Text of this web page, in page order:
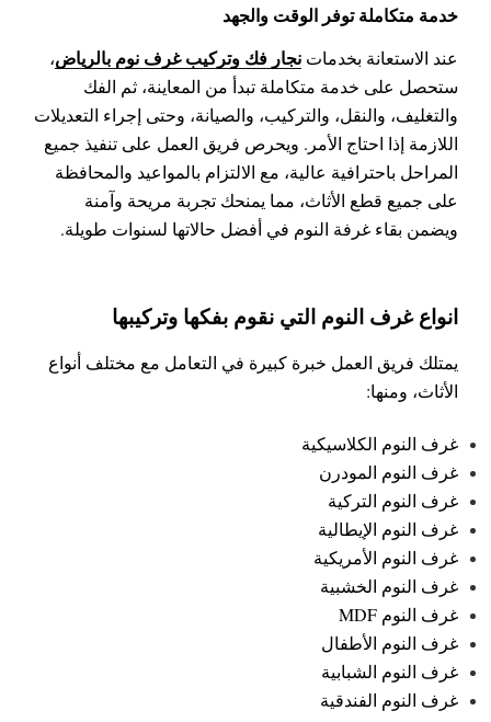
خدمة متكاملة توفر الوقت والجهد
عند الاستعانة بخدمات نجار فك وتركيب غرف نوم بالرياض،
ستحصل على خدمة متكاملة تبدأ من المعاينة، ثم الفك
والتغليف، والنقل، والتركيب، والصيانة، وحتى إجراء التعديلات
اللازمة إذا احتاج الأمر. ويحرص فريق العمل على تنفيذ جميع
المراحل باحترافية عالية، مع الالتزام بالمواعيد والمحافظة
على جميع قطع الأثاث، مما يمنحك تجربة مريحة وآمنة
ويضمن بقاء غرفة النوم في أفضل حالاتها لسنوات طويلة.
انواع غرف النوم التي نقوم بفكها وتركيبها
يمتلك فريق العمل خبرة كبيرة في التعامل مع مختلف أنواع
الأثاث، ومنها:
غرف النوم الكلاسيكية
غرف النوم المودرن
غرف النوم التركية
غرف النوم الإيطالية
غرف النوم الأمريكية
غرف النوم الخشبية
غرف النوم MDF
غرف النوم الأطفال
غرف النوم الشبابية
غرف النوم الفندقية